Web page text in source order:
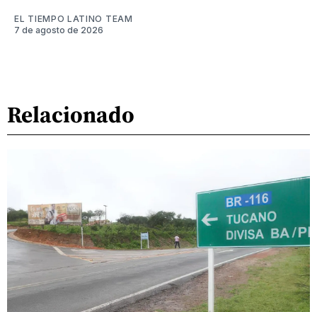
EL TIEMPO LATINO TEAM
7 de agosto de 2026
Relacionado